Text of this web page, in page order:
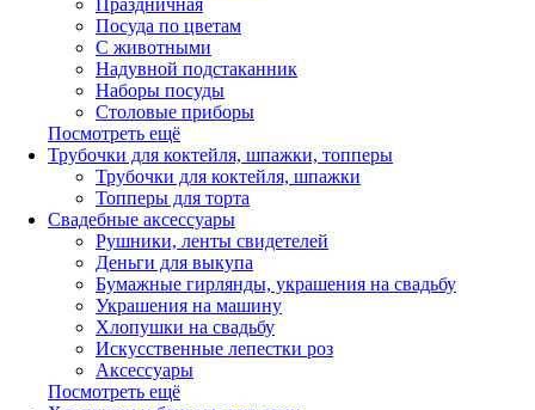
Посуда по цветам
С животными
Надувной подстаканник
Наборы посуды
Столовые приборы
Посмотреть ещё
Трубочки для коктейля, шпажки, топперы
Трубочки для коктейля, шпажки
Топперы для торта
Свадебные аксессуары
Рушники, ленты свидетелей
Деньги для выкупа
Бумажные гирлянды, украшения на свадьбу
Украшения на машину
Хлопушки на свадьбу
Искусственные лепестки роз
Аксессуары
Посмотреть ещё